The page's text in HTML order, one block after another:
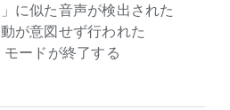
に​似た​音声が​検出された​
が​意図せず​行われた​
ードが​終了する​